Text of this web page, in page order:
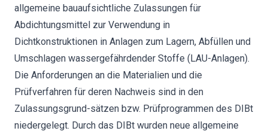
allgemeine bauaufsichtliche Zulassungen für
Abdichtungsmittel zur Verwendung in
Dichtkonstruktionen in Anlagen zum Lagern, Abfüllen und
Umschlagen wassergefährdender Stoffe (LAU-Anlagen).
Die Anforderungen an die Materialien und die
Prüfverfahren für deren Nachweis sind in den
Zulassungsgrund-sätzen bzw. Prüfprogrammen des DIBt
niedergelegt. Durch das DIBt wurden neue allgemeine